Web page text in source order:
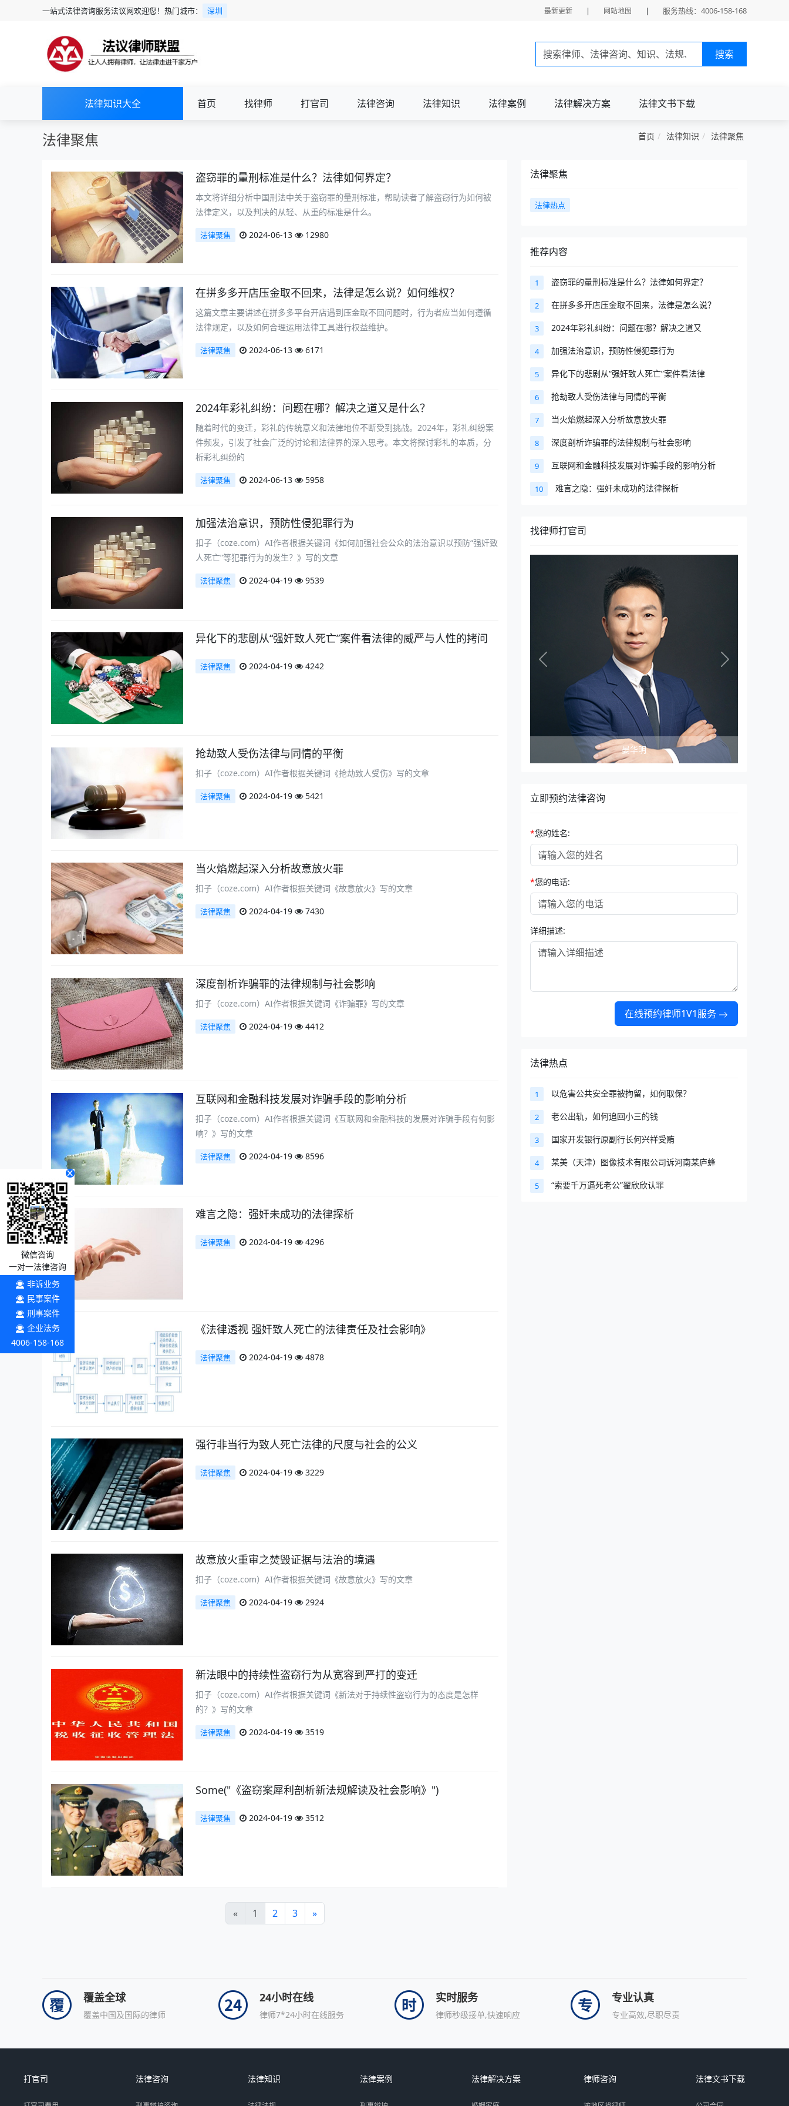
一站式法律咨询服务法议网欢迎您！热门城市： 深圳 最新更新 | 网站地图 | 服务热线：4006-158-168
搜索
法律知识大全 首页 找律师 打官司 法律咨询 法律知识 法律案例 法律解决方案 法律文书下载
法律聚焦 首页 法律知识 法律聚焦
盗窃罪的量刑标准是什么？法律如何界定？
本文将详细分析中国刑法中关于盗窃罪的量刑标准，帮助读者了解盗窃行为如何被
法律定义，以及判决的从轻、从重的标准是什么。
法律聚焦 2024-06-13 12980
在拼多多开店压金取不回来，法律是怎么说？如何维权？
这篇文章主要讲述在拼多多平台开店遇到压金取不回问题时，行为者应当如何遵循
法律规定，以及如何合理运用法律工具进行权益维护。
法律聚焦 2024-06-13 6171
2024年彩礼纠纷：问题在哪？解决之道又是什么？
随着时代的变迁，彩礼的传统意义和法律地位不断受到挑战。2024年，彩礼纠纷案
件频发，引发了社会广泛的讨论和法律界的深入思考。本文将探讨彩礼的本质，分
析彩礼纠纷的
法律聚焦 2024-06-13 5958
加强法治意识，预防性侵犯罪行为
扣子（coze.com）AI作者根据关键词《如何加强社会公众的法治意识以预防“强奸致
人死亡”等犯罪行为的发生？》写的文章
法律聚焦 2024-04-19 9539
异化下的悲剧从“强奸致人死亡”案件看法律的威严与人性的拷问
法律聚焦 2024-04-19 4242
抢劫致人受伤法律与同情的平衡
扣子（coze.com）AI作者根据关键词《抢劫致人受伤》写的文章
法律聚焦 2024-04-19 5421
当火焰燃起深入分析故意放火罪
扣子（coze.com）AI作者根据关键词《故意放火》写的文章
法律聚焦 2024-04-19 7430
深度剖析诈骗罪的法律规制与社会影响
扣子（coze.com）AI作者根据关键词《诈骗罪》写的文章
法律聚焦 2024-04-19 4412
互联网和金融科技发展对诈骗手段的影响分析
扣子（coze.com）AI作者根据关键词《互联网和金融科技的发展对诈骗手段有何影
响？》写的文章
法律聚焦 2024-04-19 8596
难言之隐：强奸未成功的法律探析
法律聚焦 2024-04-19 4296
《法律透视 强奸致人死亡的法律责任及社会影响》
法律聚焦 2024-04-19 4878
强行非当行为致人死亡法律的尺度与社会的公义
法律聚焦 2024-04-19 3229
故意放火重审之焚毁证据与法治的境遇
扣子（coze.com）AI作者根据关键词《故意放火》写的文章
法律聚焦 2024-04-19 2924
新法眼中的持续性盗窃行为从宽容到严打的变迁
扣子（coze.com）AI作者根据关键词《新法对于持续性盗窃行为的态度是怎样
的？》写的文章
法律聚焦 2024-04-19 3519
Some("《盗窃案犀利剖析新法规解读及社会影响》")
法律聚焦 2024-04-19 3512
« 1 2 3 »
法律聚焦
法律热点
推荐内容
1 盗窃罪的量刑标准是什么？法律如何界定？
2 在拼多多开店压金取不回来，法律是怎么说？
3 2024年彩礼纠纷：问题在哪？解决之道又
4 加强法治意识，预防性侵犯罪行为
5 异化下的悲剧从“强奸致人死亡”案件看法律
6 抢劫致人受伤法律与同情的平衡
7 当火焰燃起深入分析故意放火罪
8 深度剖析诈骗罪的法律规制与社会影响
9 互联网和金融科技发展对诈骗手段的影响分析
10 难言之隐：强奸未成功的法律探析
找律师打官司
晏华明
Previous Next
立即预约法律咨询
*您的姓名:
*您的电话:
详细描述:
在线预约律师1V1服务
法律热点
1 以危害公共安全罪被拘留，如何取保？
2 老公出轨，如何追回小三的钱
3 国家开发银行原副行长何兴祥受贿
4 某美（天津）图像技术有限公司诉河南某庐蜂
5 “索要千万逼死老公”翟欣欣认罪
覆盖全球
覆盖中国及国际的律师
24小时在线
律师7*24小时在线服务
实时服务
律师秒级接单,快速响应
专业认真
专业高效,尽职尽责
打官司 法律咨询 法律知识 法律案例 法律解决方案 律师咨询 法律文书下载
微信咨询
一对一法律咨询
非诉业务
民事案件
刑事案件
企业法务
4006-158-168